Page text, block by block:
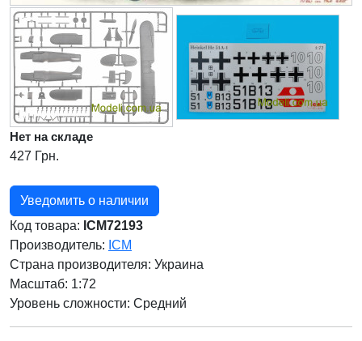
Нет на складе
427 Грн.
Уведомить о наличии
Код товара: ICM72193
Производитель: ICM
Страна производителя: Украина
Масштаб: 1:72
Уровень сложности: Cредний